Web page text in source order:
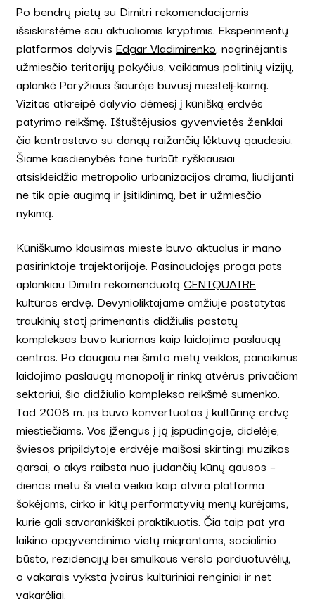
Po bendrų pietų su Dimitri rekomendacijomis
išsiskirstėme sau aktualiomis kryptimis. Eksperimentų
platformos dalyvis Edgar Vladimirenko, nagrinėjantis
užmiesčio teritorijų pokyčius, veikiamus politinių vizijų,
aplankė Paryžiaus šiaurėje buvusį miestelį-kaimą.
Vizitas atkreipė dalyvio dėmesį į kūnišką erdvės
patyrimo reikšmę. Ištuštėjusios gyvenvietės ženklai
čia kontrastavo su dangų raižančių lėktuvų gaudesiu.
Šiame kasdienybės fone turbūt ryškiausiai
atsiskleidžia metropolio urbanizacijos drama, liudijanti
ne tik apie augimą ir įsitiklinimą, bet ir užmiesčio
nykimą.
Kūniškumo klausimas mieste buvo aktualus ir mano
pasirinktoje trajektorijoje. Pasinaudojęs proga pats
aplankiau Dimitri rekomenduotą CENTQUATRE
kultūros erdvę. Devynioliktajame amžiuje pastatytas
traukinių stotį primenantis didžiulis pastatų
kompleksas buvo kuriamas kaip laidojimo paslaugų
centras. Po daugiau nei šimto metų veiklos, panaikinus
laidojimo paslaugų monopolį ir rinką atvėrus privačiam
sektoriui, šio didžiulio komplekso reikšmė sumenko.
Tad 2008 m. jis buvo konvertuotas į kultūrinę erdvę
miestiečiams. Vos įžengus į ją įspūdingoje, didelėje,
šviesos pripildytoje erdvėje maišosi skirtingi muzikos
garsai, o akys raibsta nuo judančių kūnų gausos –
dienos metu ši vieta veikia kaip atvira platforma
šokėjams, cirko ir kitų performatyvių menų kūrėjams,
kurie gali savarankiškai praktikuotis. Čia taip pat yra
laikino apgyvendinimo vietų migrantams, socialinio
būsto, rezidencijų bei smulkaus verslo parduotuvėlių,
o vakarais vyksta įvairūs kultūriniai renginiai ir net
vakarėliai.